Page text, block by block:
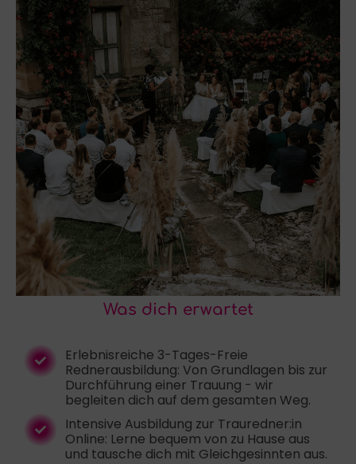
Was dich erwartet
Erlebnisreiche 3-Tages-Freie
Rednerausbildung: Von Grundlagen bis zur
Durchführung einer Trauung - wir
begleiten dich auf dem gesamten Weg.
Intensive Ausbildung zur Trauredner:in
Online: Lerne bequem von zu Hause aus
und tausche dich mit Gleichgesinnten aus.